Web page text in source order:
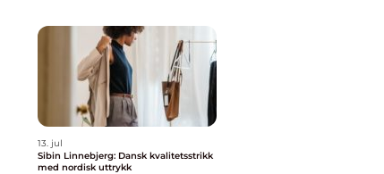
13. jul
Sibin Linnebjerg: Dansk kvalitetsstrikk
med nordisk uttrykk